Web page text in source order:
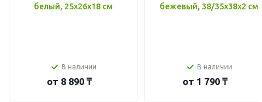
белый, 25x26x18 см
В наличии
от 8 890 ₸
бежевый, 38/35x38x2 см
В наличии
от 1 790 ₸